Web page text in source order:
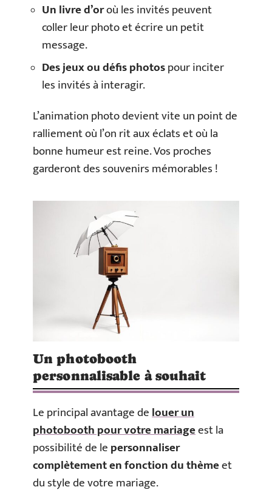
Un livre d’oroù les invités peuvent
coller leur photo et écrire un petit
message.
Des jeux ou défis photospour inciter
les invités à interagir.
L’animation photo devient vite un point de
ralliement où l’on rit aux éclats et où la
bonne humeur est reine. Vos proches
garderont des souvenirs mémorables !
Un photobooth
personnalisable à souhait
Le principal avantage delouer un
photobooth pour votre mariageest la
possibilité de lepersonnaliser
complètement en fonction du thèmeet
du style de votre mariage.